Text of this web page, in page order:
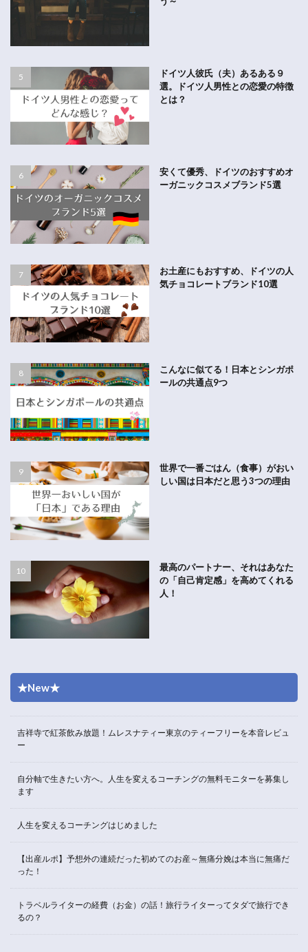
ドイツ人彼氏（夫）あるある９
選。ドイツ人男性との恋愛の特徴
とは？
安くて優秀、ドイツのおすすめオ
ーガニックコスメブランド5選
お土産にもおすすめ、ドイツの人
気チョコレートブランド10選
こんなに似てる！日本とシンガポ
ールの共通点9つ
世界で一番ごはん（食事）がおい
しい国は日本だと思う3つの理由
最高のパートナー、それはあなた
の「自己肯定感」を高めてくれる
人！
★New★
吉祥寺で紅茶飲み放題！ムレスナティー東京のティーフリーを本音レビュ
ー
自分軸で生きたい方へ。人生を変えるコーチングの無料モニターを募集し
ます
人生を変えるコーチングはじめました
【出産ルポ】予想外の連続だった初めてのお産～無痛分娩は本当に無痛だ
った！
トラベルライターの経費（お金）の話！旅行ライターってタダで旅行でき
るの？